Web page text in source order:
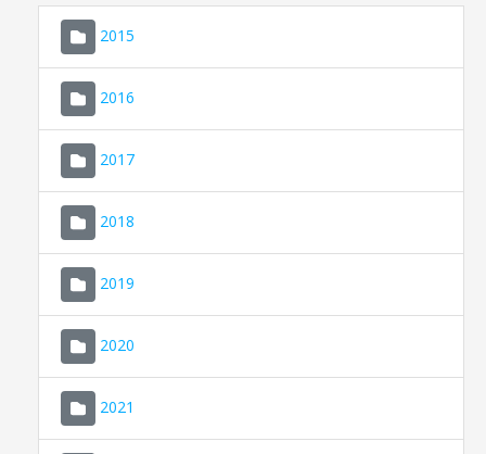
2015
2016
2017
2018
2019
2020
2021